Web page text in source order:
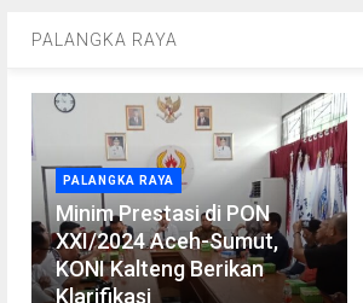
PALANGKA RAYA
PALANGKA RAYA
Minim Prestasi di PON
XXI/2024 Aceh-Sumut,
KONI Kalteng Berikan
Klarifikasi